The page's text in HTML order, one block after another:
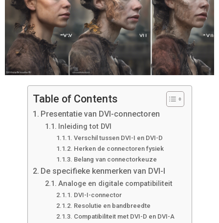
Table of Contents
Presentatie van DVI-connectoren
Inleiding tot DVI
Verschil tussen DVI-I en DVI-D
Herken de connectoren fysiek
Belang van connectorkeuze
De specifieke kenmerken van DVI-I
Analoge en digitale compatibiliteit
DVI-I-connector
Resolutie en bandbreedte
Compatibiliteit met DVI-D en DVI-A